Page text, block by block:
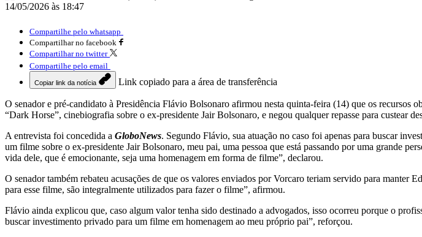
14/05/2026 às 18:47
Compartilhe pelo whatsapp
Compartilhar no facebook
Compartilhar no twitter
Compartilhe pelo email
Copiar link da notícia Link copiado para a área de transferência
O senador e pré-candidato à Presidência Flávio Bolsonaro afirmou nesta quinta-feira (14) que os recursos
“Dark Horse”, cinebiografia sobre o ex-presidente Jair Bolsonaro, e negou qualquer repasse para custear
A entrevista foi concedida a GloboNews. Segundo Flávio, sua atuação no caso foi apenas para buscar
um filme sobre o ex-presidente Jair Bolsonaro, meu pai, uma pessoa que está passando por uma grande
vida dele, que é emocionante, seja uma homenagem em forma de filme”, declarou.
O senador também rebateu acusações de que os valores enviados por Vorcaro teriam servido para
para esse filme, são integralmente utilizados para fazer o filme”, afirmou.
Flávio ainda explicou que, caso algum valor tenha sido destinado a advogados, isso ocorreu porque o
buscar investimento privado para um filme em homenagem ao meu próprio pai”, reforçou.